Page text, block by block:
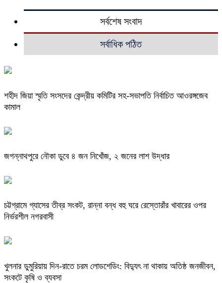
সর্বশেষ সংবাদ
সর্বাধিক পঠিত
শহীদ জিয়া স্মৃতি সংসদের কেন্দ্রীয় কমিটির সহ-সভাপতি নির্বাচিত আওরঙ্গজেব
কামাল
জগন্নাথপুরে নৌকা ডুবে ৪ জন নিখোঁজ, ২ জনের লাশ উদ্ধার
চট্টগ্রামে গ্যাসের তীব্র সংকট, রান্না বন্ধ বহু ঘরে রেস্তোরাঁর খাবারের ওপর
নির্ভরশীল নগরবাসী
খুলনার ডুমুরিয়ায় দিন-রাতে চরম লোডশেডিং: বিদ্যুৎ না থাকায় অতিষ্ঠ জনজীবন,
সংকটে কৃষি ও ব্যবসা